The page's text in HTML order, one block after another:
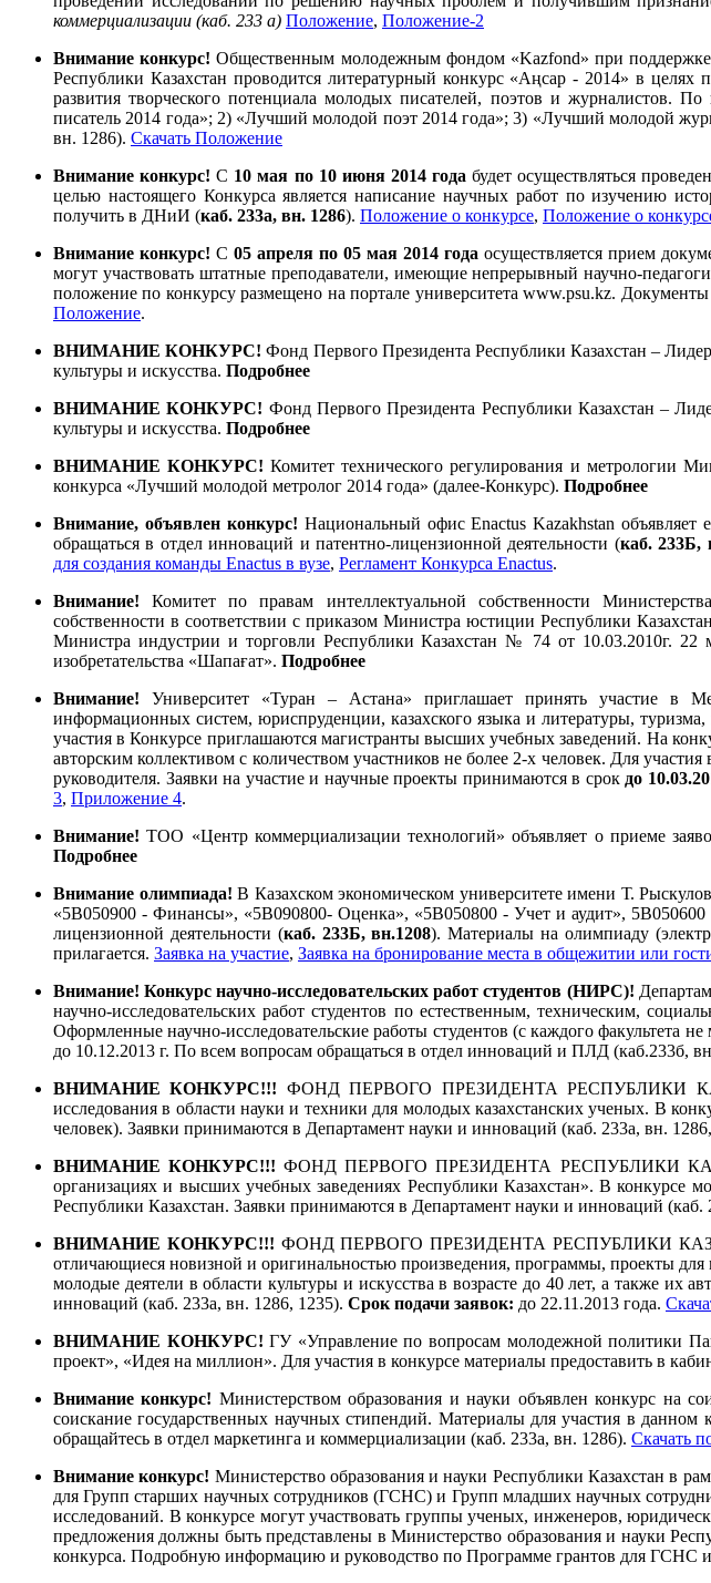
коммерциализации (каб. 233 а) Положение, Положение-2
Внимание конкурс!Общественным молодежным фондом «Kazfond» при поддержке
Республики Казахстан проводится литературный конкурс «Аңсар - 2014» в
развития творческого потенциала молодых писателей, поэтов и журналистов.
писатель 2014 года»; 2) «Лучший молодой поэт 2014 года»; 3) «Лучший молодой
вн. 1286). Скачать Положение
Внимание конкурс! С 10 мая по 10 июня 2014 года будет осуществляться
целью настоящего Конкурса является написание научных работ по изучению
получить в ДНиИ (каб. 233а, вн. 1286). Положение о конкурсе, Положение о
Внимание конкурс! С 05 апреля по 05 мая 2014 года осуществляется прием
могут участвовать штатные преподаватели, имеющие непрерывный научно-
положение по конкурсу размещено на портале университета www.psu.kz.
Положение.
ВНИМАНИЕ КОНКУРС!Фонд Первого Президента Республики Казахстан –
культуры и искусства. Подробнее
ВНИМАНИЕ КОНКУРС! Фонд Первого Президента Республики Казахстан –
культуры и искусства. Подробнее
ВНИМАНИЕ КОНКУРС!Комитет технического регулирования и метрологии
конкурса «Лучший молодой метролог 2014 года» (далее-Конкурс). Подробнее
Внимание, объявлен конкурс! Национальный офис Enactus Kazakhstan
обращаться в отдел инноваций и патентно-лицензионной деятельности (каб. 233Б,
для создания команды Enactus в вузе, Регламент Конкурса Enactus.
Внимание! Комитет по правам интеллектуальной собственности
собственности в соответствии с приказом Министра юстиции Республики
Министра индустрии и торговли Республики Казахстан № 74 от 10.03.2010г.
изобретательства «Шапағат». Подробнее
Внимание! Университет «Туран – Астана» приглашает принять участие в
информационных систем, юриспруденции, казахского языка и литературы,
участия в Конкурсе приглашаются магистранты высших учебных заведений. На
авторским коллективом с количеством участников не более 2-х человек. Для
руководителя. Заявки на участие и научные проекты принимаются в срок до
3, Приложение 4.
Внимание! ТОО «Центр коммерциализации технологий» объявляет о приеме
Подробнее
Внимание олимпиада! В Казахском экономическом университете имени Т.
«5В050900 - Финансы», «5В090800- Оценка», «5В050800 - Учет и аудит»,
лицензионной деятельности (каб. 233Б, вн.1208). Материалы на олимпиаду
прилагается. Заявка на участие, Заявка на бронирование места в общежитии или
Внимание! Конкурс научно-исследовательских работ студентов (НИРС)!
научно-исследовательских работ студентов по естественным, техническим,
Оформленные научно-исследовательские работы студентов (с каждого факультета
до 10.12.2013 г. По всем вопросам обращаться в отдел инноваций и ПЛД (каб.233б,
ВНИМАНИЕ КОНКУРС!!! ФОНД ПЕРВОГО ПРЕЗИДЕНТА РЕСПУБЛИКИ
исследования в области науки и техники для молодых казахстанских ученых. В
человек). Заявки принимаются в Департамент науки и инноваций (каб. 233а, вн.
ВНИМАНИЕ КОНКУРС!!! ФОНД ПЕРВОГО ПРЕЗИДЕНТА РЕСПУБЛИКИ
организациях и высших учебных заведениях Республики Казахстан». В
Республики Казахстан. Заявки принимаются в Департамент науки и инноваций (каб.
ВНИМАНИЕ КОНКУРС!!! ФОНД ПЕРВОГО ПРЕЗИДЕНТА РЕСПУБЛИКИ
отличающиеся новизной и оригинальностью произведения, программы, проекты для
молодые деятели в области культуры и искусства в возрасте до 40 лет, а также их
инноваций (каб. 233а, вн. 1286, 1235). Срок подачи заявок: до 22.11.2013 года.
ВНИМАНИЕ КОНКУРС!ГУ «Управление по вопросам молодежной политики
проект», «Идея на миллион». Для участия в конкурсе материалы предоставить в
Внимание конкурс! Министерством образования и науки объявлен конкурс на
соискание государственных научных стипендий. Материалы для участия в данном
обращайтесь в отдел маркетинга и коммерциализации (каб. 233а, вн. 1286). Скачать
Внимание конкурс! Министерство образования и науки Республики Казахстан в
для Групп старших научных сотрудников (ГСНС) и Групп младших научных
исследований. В конкурсе могут участвовать группы ученых, инженеров,
предложения должны быть представлены в Министерство образования и науки
конкурса. Подробную информацию и руководство по Программе грантов для